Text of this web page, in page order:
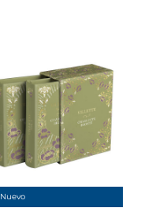
Nuevo